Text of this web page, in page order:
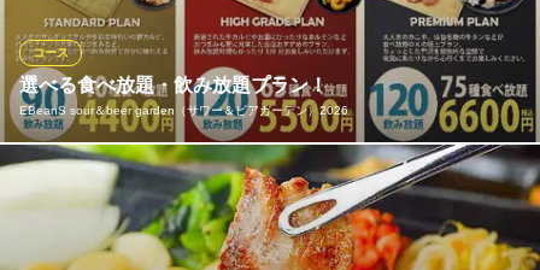
題に付いております。飲み放題をご希望の際は別途ご料金がかか
ります。※幼児：無料、小学生：1000円引き※L.O.20分前
しゃぶしゃぶ食べ放題 かもぎゅうとん
しゃぶしゃぶ食べ放題
ＪＲ仙台駅 徒歩1分
宮城県仙台市青葉区中央3-7-5 仙台パルコ2 1F
選べる食べ放題・飲み放題プラン！
EBeanS sour＆beer garden（サワー＆ビアガーデン）2026
コース
今年はグレードアップした選べる食べ放題プランを3つご用意！大
人気のサムギョプサルが入った【スタンダードプラン】は90分40
種の食べ放題飲み放題！【ハイグレードプラン】は柔らかい厳選
素材の牛カルビ入り120分飲み放題65種食べ放題！【プレミアム